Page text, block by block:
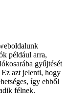
például arra,
gyűjtését
azt jelenti, hogy
így ebből
félnek.